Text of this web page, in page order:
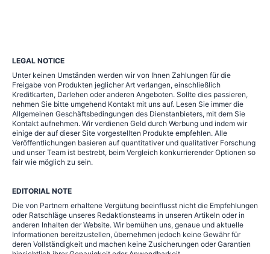
LEGAL NOTICE
Unter keinen Umständen werden wir von Ihnen Zahlungen für die
Freigabe von Produkten jeglicher Art verlangen, einschließlich
Kreditkarten, Darlehen oder anderen Angeboten. Sollte dies passieren,
nehmen Sie bitte umgehend Kontakt mit uns auf. Lesen Sie immer die
Allgemeinen Geschäftsbedingungen des Dienstanbieters, mit dem Sie
Kontakt aufnehmen. Wir verdienen Geld durch Werbung und indem wir
einige der auf dieser Site vorgestellten Produkte empfehlen. Alle
Veröffentlichungen basieren auf quantitativer und qualitativer Forschung
und unser Team ist bestrebt, beim Vergleich konkurrierender Optionen so
fair wie möglich zu sein.
EDITORIAL NOTE
Die von Partnern erhaltene Vergütung beeinflusst nicht die Empfehlungen
oder Ratschläge unseres Redaktionsteams in unseren Artikeln oder in
anderen Inhalten der Website. Wir bemühen uns, genaue und aktuelle
Informationen bereitzustellen, übernehmen jedoch keine Gewähr für
deren Vollständigkeit und machen keine Zusicherungen oder Garantien